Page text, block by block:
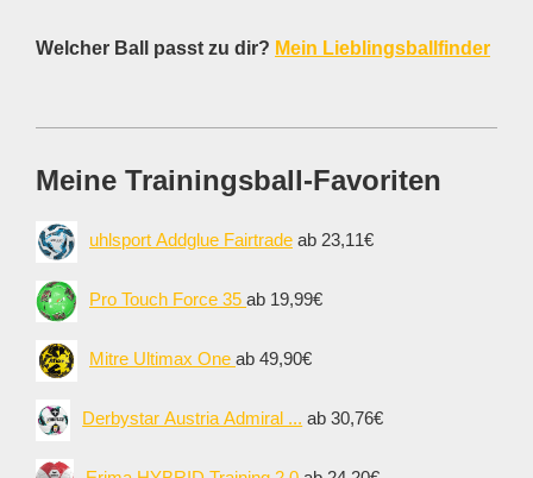
Welcher Ball passt zu dir? Mein Lieblingsballfinder
Meine Trainingsball-Favoriten
uhlsport Addglue Fairtrade ab 23,11€
Pro Touch Force 35 ab 19,99€
Mitre Ultimax One ab 49,90€
Derbystar Austria Admiral ... ab 30,76€